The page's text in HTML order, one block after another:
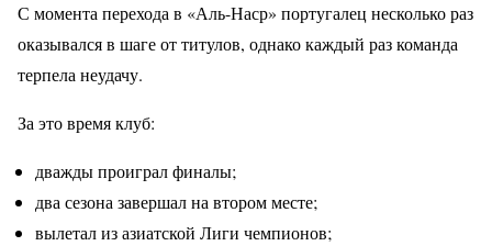
С момента перехода в «Аль-Наср» португалец несколько раз
оказывался в шаге от титулов, однако каждый раз команда
терпела неудачу.
За это время клуб:
дважды проиграл финалы;
два сезона завершал на втором месте;
вылетал из азиатской Лиги чемпионов;